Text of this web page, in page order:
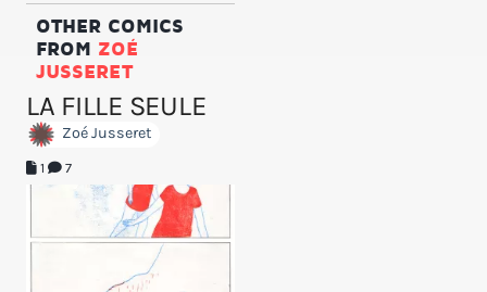
OTHER COMICS
FROM ZOÉ
JUSSERET
LA FILLE SEULE
Zoé Jusseret
1 7